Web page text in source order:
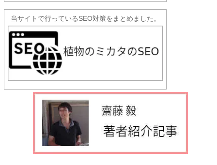
当サイトで行っているSEO対策をまとめました。